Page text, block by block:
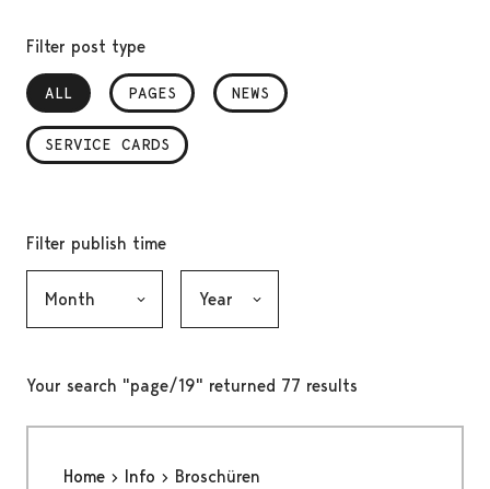
Filter post type
ALL
, SELECTEDPAGES NEWS
SERVICE CARDS
Filter publish time
Your search "page/19" returned 77 results
Home Info Broschüren